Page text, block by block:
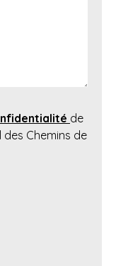
de
Chemins de